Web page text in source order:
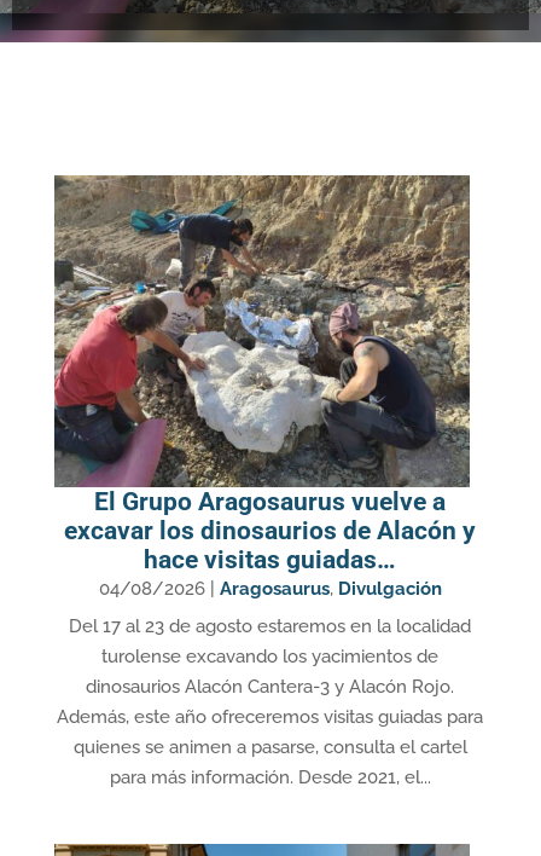
El Grupo Aragosaurus vuelve a
excavar los dinosaurios de Alacón y
hace visitas guiadas…
04/08/2026| Aragosaurus, Divulgación
Del 17 al 23 de agosto estaremos en la localidad
turolense excavando los yacimientos de
dinosaurios Alacón Cantera-3 y Alacón Rojo.
Además, este año ofreceremos visitas guiadas para
quienes se animen a pasarse, consulta el cartel
para más información. Desde 2021, el...